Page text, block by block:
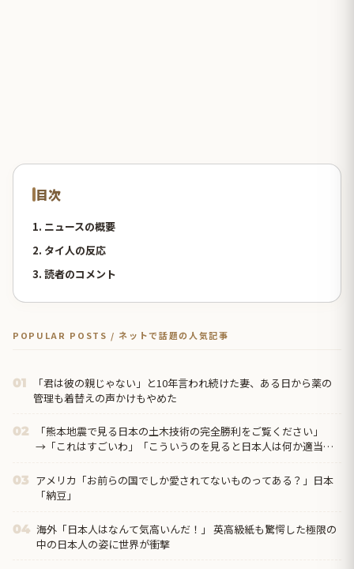
目次
1. ニュースの概要
2. タイ人の反応
3. 読者のコメント
POPULAR POSTS / ネットで話題の人気記事
01
「君は彼の親じゃない」と10年言われ続けた妻、ある日から薬の
管理も着替えの声かけもやめた
02
「熊本地震で見る日本の土木技術の完全勝利をご覧ください」
→「これはすごいわ」「こういうのを見ると日本人は何か適当に
03 アメリカ「お前らの国でしか愛されてないものってある？」日本
「納豆」
04 海外「日本人はなんて気高いんだ！」 英高級紙も驚愕した極限の
中の日本人の姿に世界が衝撃